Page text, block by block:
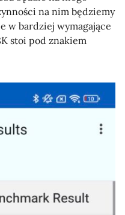
na nim będziemy
w bardziej wymagające
stoi pod znakiem